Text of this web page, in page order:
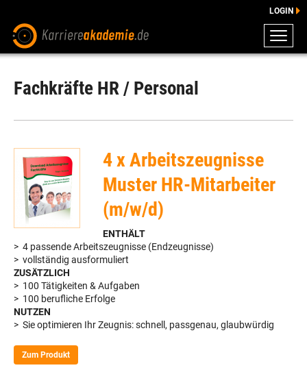
DOWNLOADS
E-LEARNING
BERATUNG
LOGIN
Fachkräfte HR / Personal
4 x Arbeitszeugnisse
Muster HR-Mitarbeiter
(m/w/d)
ENTHÄLT
> 4 passende Arbeitszeugnisse (Endzeugnisse)
> vollständig ausformuliert
ZUSÄTZLICH
> 100 Tätigkeiten & Aufgaben
> 100 berufliche Erfolge
NUTZEN
> Sie optimieren Ihr Zeugnis: schnell, passgenau, glaubwürdig
Zum Produkt